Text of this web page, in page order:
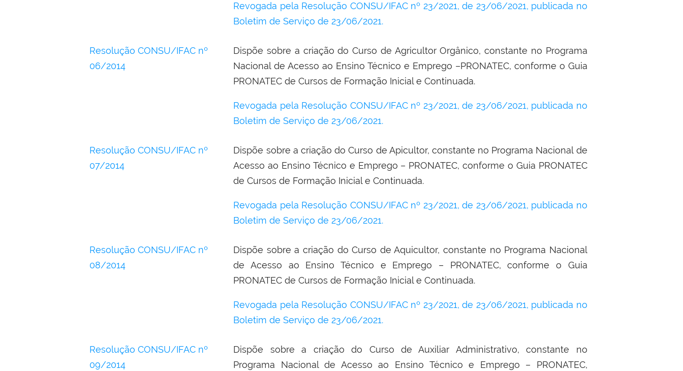
Revogada pela Resolução CONSU/IFAC nº 23/2021, de 23/06/2021, publicada no
Boletim de Serviço de 23/06/2021.
Resolução CONSU/IFAC nº
06/2014
Dispõe sobre a criação do Curso de Agricultor Orgânico, constante no Programa
Nacional de Acesso ao Ensino Técnico e Emprego –PRONATEC, conforme o Guia
PRONATEC de Cursos de Formação Inicial e Continuada.
Revogada pela Resolução CONSU/IFAC nº 23/2021, de 23/06/2021, publicada no
Boletim de Serviço de 23/06/2021.
Resolução CONSU/IFAC nº
07/2014
Dispõe sobre a criação do Curso de Apicultor, constante no Programa Nacional de
Acesso ao Ensino Técnico e Emprego – PRONATEC, conforme o Guia PRONATEC
de Cursos de Formação Inicial e Continuada.
Revogada pela Resolução CONSU/IFAC nº 23/2021, de 23/06/2021, publicada no
Boletim de Serviço de 23/06/2021.
Resolução CONSU/IFAC nº
08/2014
Dispõe sobre a criação do Curso de Aquicultor, constante no Programa Nacional
de Acesso ao Ensino Técnico e Emprego – PRONATEC, conforme o Guia
PRONATEC de Cursos de Formação Inicial e Continuada.
Revogada pela Resolução CONSU/IFAC nº 23/2021, de 23/06/2021, publicada no
Boletim de Serviço de 23/06/2021.
Resolução CONSU/IFAC nº
09/2014
Dispõe sobre a criação do Curso de Auxiliar Administrativo, constante no
Programa Nacional de Acesso ao Ensino Técnico e Emprego – PRONATEC,